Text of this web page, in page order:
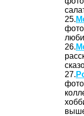
25.
26.
27.